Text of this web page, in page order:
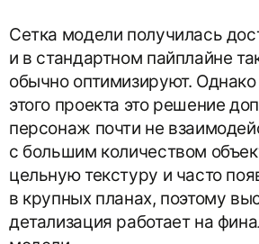
Сетка модели получилась
и в стандартном пайплайне
обычно оптимизируют. Однако
этого проекта это решение
персонаж почти не
с большим количеством
цельную текстуру и часто
в крупных планах, поэтому
детализация работает на